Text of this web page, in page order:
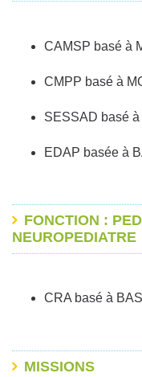
CAMSP basé à
CMPP basé à
SESSAD basé
EDAP basée à
FONCTION :
NEUROPEDIATRE
CRA basé à
MISSIONS